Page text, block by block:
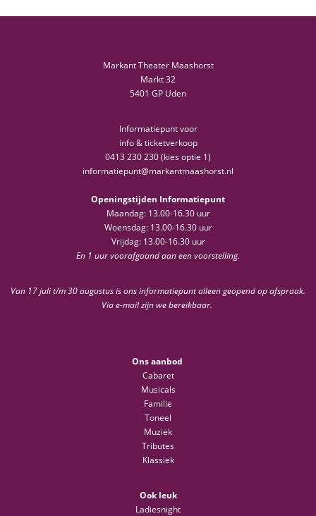
Markant Theater Maashorst
Markt 32
5401 GP Uden
Informatiepunt voor
info & ticketverkoop
0413 230 230 (kies optie 1)
informatiepunt@markantmaashorst.nl
Openingstijden Informatiepunt
Maandag: 13.00-16.30 uur
Woensdag: 13.00-16.30 uur
Vrijdag: 13.00-16.30 uur
En 1 uur voorafgaand aan een voorstelling.
Van 17 juli t/m 30 augustus is ons informatiepunt alleen geopend op afspraak.
Via e-mail zijn we bereikbaar.
Ons aanbod
Cabaret
Musicals
Familie
Toneel
Muziek
Tributes
Klassiek
Ook leuk
Ladiesnight